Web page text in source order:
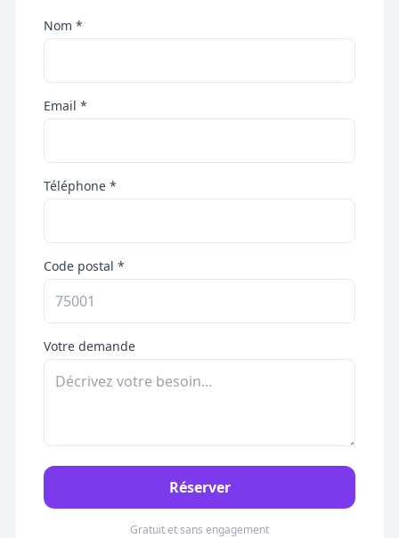
Nom *
Email *
Téléphone *
Code postal *
Votre demande
Réserver
Gratuit et sans engagement